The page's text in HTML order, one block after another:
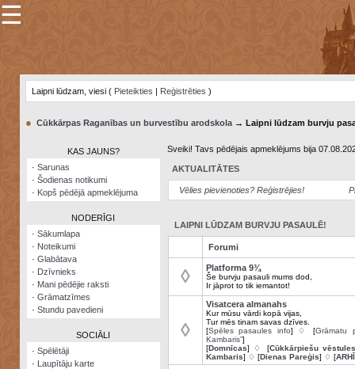
×
Šodienas
notikumi
Visatcera
almanahs
Arhīvs
☰
Laipni lūdzam, viesi ( Pieteikties | Reģistrēties )
● Cūkkārpas Raganības un burvestību arodskola→ Laipni lūdzam burvju
KAS JAUNS?
· Sarunas
· Šodienas notikumi
· Kopš pēdējā apmeklējuma
NODERĪGI
· Sākumlapa
· Noteikumi
· Glabātava
· Dzīvnieks
· Mani pēdējie raksti
· Grāmatzīmes
· Stundu pavedieni
SOCIĀLI
· Spēlētāji
· Laupītāju karte
Sveiki! Tavs pēdējais apmeklējums bija
AKTUALITĀTES
Vēlies pievienoties? Reģistrējies!
LAIPNI LŪDZAM BURVJU PASAULĒ!
Forumi
◊ Platforma 9¾
Še burvju pasauli mums dod,
Ir jāprot to tik iemantot!
◊
Visatcera almanahs
Kur mūsu vārdi kopā vijas,
Tur mēs tinam savas dzīves.
[Spēles pasaules info] ♢ [Grāmatu
Kambaris”]
[Domnīcas] ♢ [Cūkkārpiešu vēstules
Kambaris] ♢ [Dienas Pareģis] ♢ [